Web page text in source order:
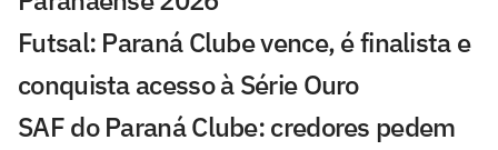
Futsal: Paraná Clube vence, é finalista e
conquista acesso à Série Ouro
SAF do Paraná Clube: credores pedem